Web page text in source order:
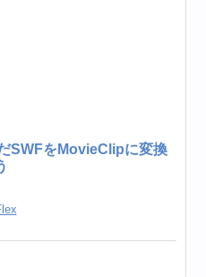
SWFをMovieClipに変換